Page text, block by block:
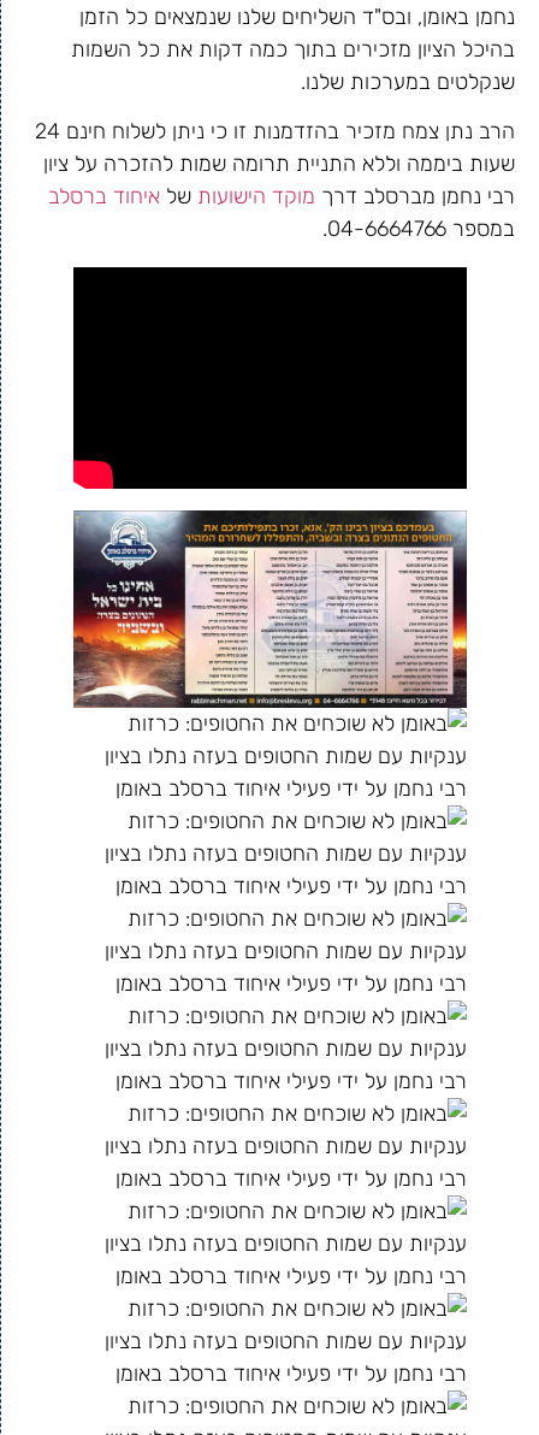
נחמן באומן, ובס"ד השליחים שלנו שנמצאים כל הזמן
בהיכל הציון מזכירים בתוך כמה דקות את כל השמות
שנקלטים במערכות שלנו.
הרב נתן צמח מזכיר בהזדמנות זו כי ניתן לשלוח חינם 24
שעות ביממה וללא התניית תרומה שמות להזכרה על ציון
רבי נחמן מברסלב דרך מוקד הישועות של איחוד ברסלב
במספר 04-6664766.